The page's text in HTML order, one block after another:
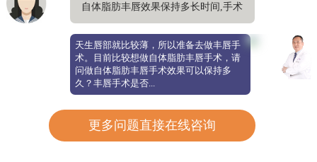
自体脂肪丰唇效果保持多长时间,手术
安全吗
天生唇部就比较薄，所以准备去做丰唇手
术。目前比较想做自体脂肪丰唇手术，请
问做自体脂肪丰唇手术效果可以保持多
久？丰唇手术是否...
更多问题直接在线咨询